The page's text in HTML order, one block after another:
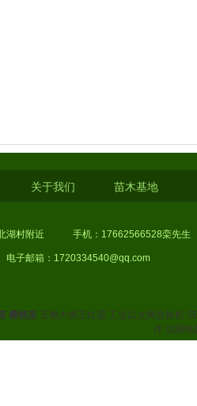
1
关于我们 苗木基地
北湖村附近 手机：17662566528栾先生
电子邮箱：1720334540@qq.com
樱桃苗 玉雕大师王红霞 工业以太网交换机
件 沈阳电